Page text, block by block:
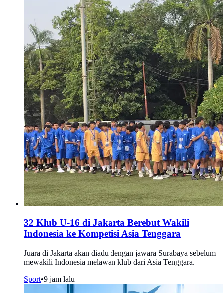
32 Klub U-16 di Jakarta Berebut Wakili
Indonesia ke Kompetisi Asia Tenggara
Juara di Jakarta akan diadu dengan jawara Surabaya sebelum
mewakili Indonesia melawan klub dari Asia Tenggara.
Sport•9 jam lalu